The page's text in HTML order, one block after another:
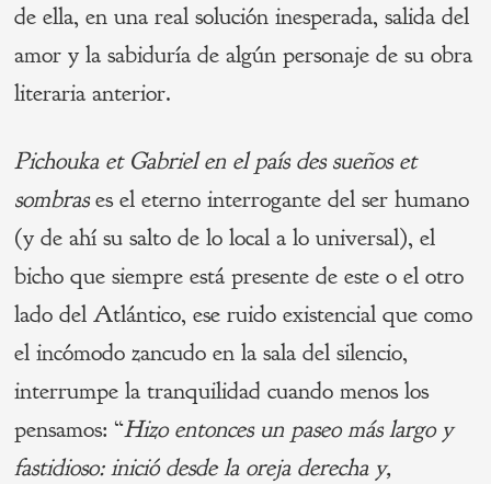
de ella, en una real solución inesperada, salida del
amor y la sabiduría de algún personaje de su obra
literaria anterior.
Pichouka et Gabriel en el país des sueños et
sombrases el eterno interrogante del ser humano
(y de ahí su salto de lo local a lo universal), el
bicho que siempre está presente de este o el otro
lado del Atlántico, ese ruido existencial que como
el incómodo zancudo en la sala del silencio,
interrumpe la tranquilidad cuando menos los
pensamos: “Hizo entonces un paseo más largo y
fastidioso: inició desde la oreja derecha y,